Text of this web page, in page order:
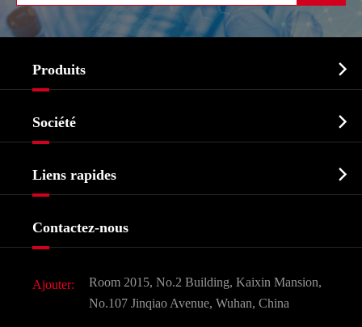
Produits 
Biochimique
Produits agrochimiques et intermédiaires
Ingrédients cosmétiques
Saveurs et parfums
Société 
Liens rapides 
Contactez-nous
Ajouter:
Room 2015, No.2 Building, Kaixin Mansion,
No.107 Jinqiao Avenue, Wuhan, China